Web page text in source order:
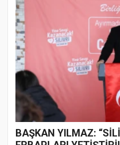
BAŞKAN YILMAZ: